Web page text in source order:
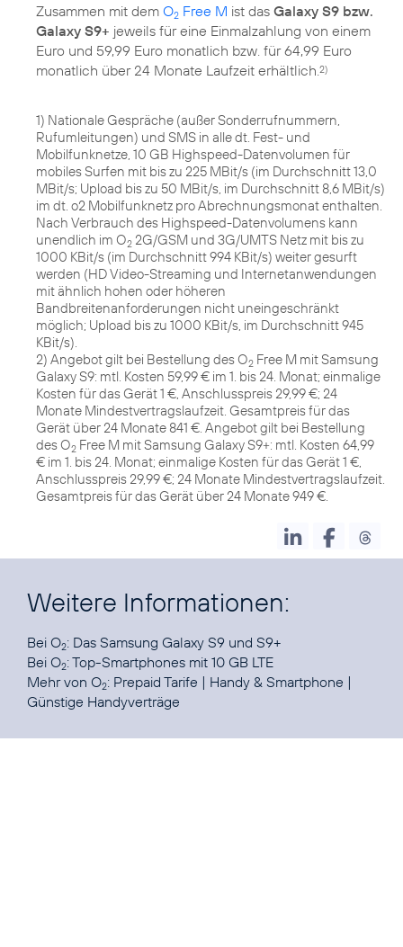
Zusammen mit dem O2 Free M ist das Galaxy S9 bzw.
Galaxy S9+ jeweils für eine Einmalzahlung von einem
Euro und 59,99 Euro monatlich bzw. für 64,99 Euro
monatlich über 24 Monate Laufzeit erhältlich. 2)
1) Nationale Gespräche (außer Sonderrufnummern,
Rufumleitungen) und SMS in alle dt. Fest- und
Mobilfunknetze, 10 GB Highspeed-Datenvolumen für
mobiles Surfen mit bis zu 225 MBit/s (im Durchschnitt 13,0
MBit/s; Upload bis zu 50 MBit/s, im Durchschnitt 8,6 MBit/s)
im dt. o2 Mobilfunknetz pro Abrechnungsmonat enthalten.
Nach Verbrauch des Highspeed-Datenvolumens kann
unendlich im O2 2G/GSM und 3G/UMTS Netz mit bis zu
1000 KBit/s (im Durchschnitt 994 KBit/s) weiter gesurft
werden (HD Video-Streaming und Internetanwendungen
mit ähnlich hohen oder höheren
Bandbreitenanforderungen nicht uneingeschränkt
möglich; Upload bis zu 1000 KBit/s, im Durchschnitt 945
KBit/s).
2) Angebot gilt bei Bestellung des O2 Free M mit Samsung
Galaxy S9: mtl. Kosten 59,99 € im 1. bis 24. Monat; einmalige
Kosten für das Gerät 1 €, Anschlusspreis 29,99 €; 24
Monate Mindestvertragslaufzeit. Gesamtpreis für das
Gerät über 24 Monate 841 €. Angebot gilt bei Bestellung
des O2 Free M mit Samsung Galaxy S9+: mtl. Kosten 64,99
€ im 1. bis 24. Monat; einmalige Kosten für das Gerät 1 €,
Anschlusspreis 29,99 €; 24 Monate Mindestvertragslaufzeit.
Gesamtpreis für das Gerät über 24 Monate 949 €.
Weitere Informationen:
Bei O2: Das Samsung Galaxy S9 und S9+
Bei O2:Top-Smartphones mit 10 GB LTE
Mehr von O2: Prepaid Tarife | Handy & Smartphone |
Günstige Handyverträge